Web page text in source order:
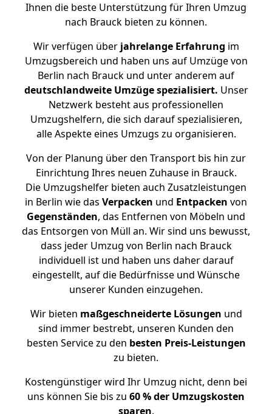
Ihnen die beste Unterstützung für Ihren Umzug
nach Brauck bieten zu können.
Wir verfügen überjahrelange Erfahrung im
Umzugsbereich und haben uns auf Umzüge von
Berlin nach Brauck und unter anderem auf
deutschlandweite Umzüge spezialisiert. Unser
Netzwerk besteht aus professionellen
Umzugshelfern, die sich darauf spezialisieren,
alle Aspekte eines Umzugs zu organisieren.
Von der Planung über den Transport bis hin zur
Einrichtung Ihres neuen Zuhause in Brauck.
Die Umzugshelfer bieten auch Zusatzleistungen
in Berlin wie das Verpacken und Entpacken von
Gegenständen, das Entfernen von Möbeln und
das Entsorgen von Müll an. Wir sind uns bewusst,
dass jeder Umzug von Berlin nach Brauck
individuell ist und haben uns daher darauf
eingestellt, auf die Bedürfnisse und Wünsche
unserer Kunden einzugehen.
Wir bieten maßgeschneiderte Lösungen und
sind immer bestrebt, unseren Kunden den
besten Service zu den besten Preis-Leistungen
zu bieten.
Kostengünstiger wird Ihr Umzug nicht, denn bei
uns können Sie bis zu 60 % der Umzugskosten
sparen.